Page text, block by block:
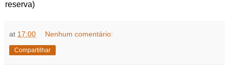
reserva)
at 17:00 Nenhum comentário:
Compartilhar